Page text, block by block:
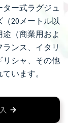
ター式ラグジュ
20メートル以
（商業用およ
ンス、イタリ
リシャ、その他
います。